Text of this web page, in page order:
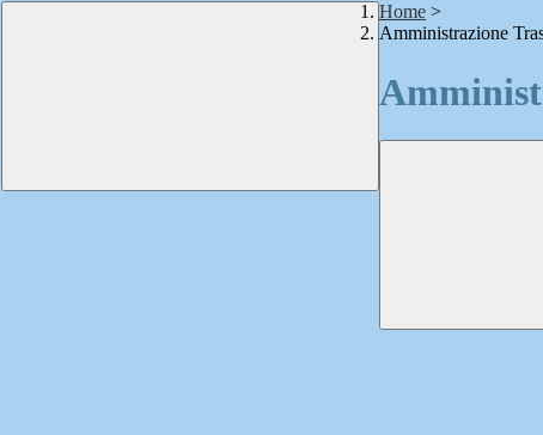
Home >
Amministrazione